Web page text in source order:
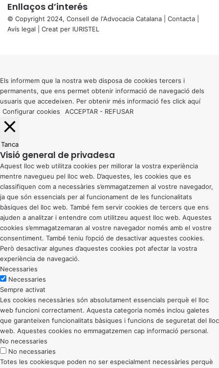
Enllaços d’interés
© Copyright 2024, Consell de l'Advocacia Catalana | Contacta
Avís legal | Creat per IURISTEL
button
Els informem que la nostra web disposa de cookies tercers i
permanents, que ens permet obtenir informació de navegació dels
usuaris que accedeixen. Per obtenir més informació fes click aquí
Configurar cookies
ACCEPTAR - REFUSAR
Tanca
Visió general de privadesa
Aquest lloc web utilitza cookies per millorar la vostra experiència
mentre navegueu pel lloc web. D’aquestes, les cookies que es
classifiquen com a necessàries s’emmagatzemen al vostre navegador,
ja que són essencials per al funcionament de les funcionalitats
bàsiques del lloc web. També fem servir cookies de tercers que ens
ajuden a analitzar i entendre com utilitzeu aquest lloc web. Aquestes
cookies s’emmagatzemaran al vostre navegador només amb el vostre
consentiment. També teniu l’opció de desactivar aquestes cookies.
Però desactivar algunes d’aquestes cookies pot afectar la vostra
experiència de navegació.
Necessaries
Necessaries
Sempre activat
Les cookies necessàries són absolutament essencials perquè el lloc
web funcioni correctament. Aquesta categoria només inclou galetes
que garanteixen funcionalitats bàsiques i funcions de seguretat del lloc
web. Aquestes cookies no emmagatzemen cap informació personal.
No necessaries
No necessaries
Totes les cookiesque poden no ser especialment necessàries perquè